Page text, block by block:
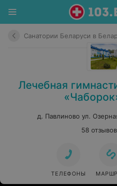
Санатории Беларуси в
Лечебная
д. Павлиново ул.
58 отзывов
ТЕЛЕФОНЫ